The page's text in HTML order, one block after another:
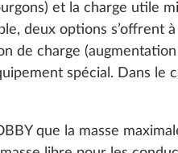
et la charge utile
deux options s’offrent
de charge
spécial. Dans le
que la masse